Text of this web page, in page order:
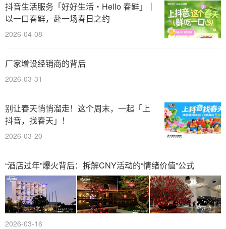
抖音生活服务「好好生活・Hello 春鲜」｜
以一口春鲜，赴一场春日之约
2026-04-08
厂家增设经销商的背后
2026-03-31
别让春天悄悄溜走！这个周末，一起「上
抖音，找春天」！
2026-03-20
“酒店过年”爆火背后：拆解CNY活动的“情绪价值”公式
2026-03-16